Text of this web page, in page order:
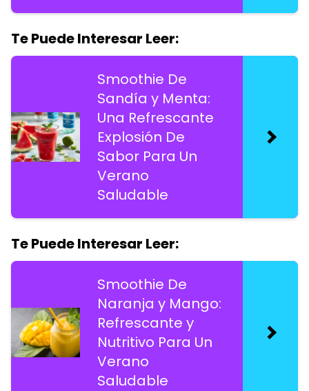
Te Puede Interesar Leer:
Smoothie De
Sandía y Menta:
Una Refrescante
Explosión De
Sabor Para Un
Verano
Saludable
Te Puede Interesar Leer:
Smoothie De
Naranja y Mango:
Refrescante y
Nutritivo Para Un
Verano
Saludable